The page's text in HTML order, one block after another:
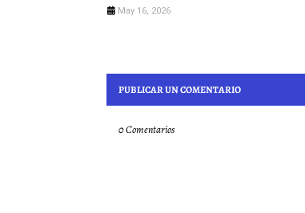
May 16, 2026
PUBLICAR UN COMENTARIO
0 Comentarios